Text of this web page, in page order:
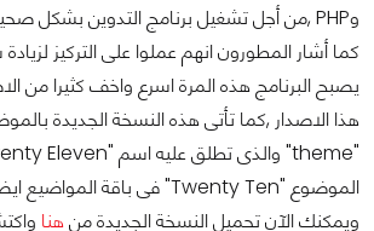
وPHP ,من أجل تشغيل برنامج التدوين بشكل صحيح.
كما أشار المطورون انهم عملوا على التركيز
يصبح البرنامج هذه المرة اسرع واخف كثيرا من
هذا الاصدار ,كما تأتى هذه النسخة الجديدة
الموضوع "Twenty Ten" فى باقة المواضيع ايضا.
ويمكنك الآن تحميل النسخة الجديدة منهنا